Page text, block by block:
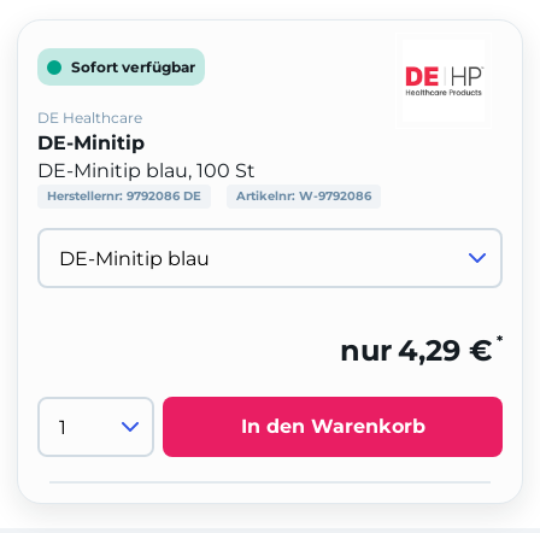
Sofort verfügbar
DE Healthcare
DE-Minitip
DE-Minitip blau, 100 St
Herstellernr: 9792086 DE Artikelnr: W-9792086
nur4,29 € *
In den Warenkorb